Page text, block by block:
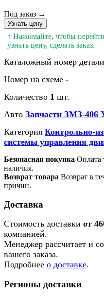
Под заказ →
Узнать цену
↑ Нажимайте, чтобы
узнать цену, сделать заказ.
Каталожный номер детали
Номер на схеме -
Количество 1 шт.
Авто Запчасти ЗМЗ-406
Категория Контрольно-
системы управления
Безопасная покупка Оплата
наличия.
Возврат товара Возврат в
причин.
Доставка
Стоимость доставки от
компанией.
Менеджер рассчитает и
вашего заказа.
Подробнее о доставке.
Регионы доставки